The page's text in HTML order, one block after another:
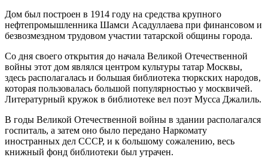
Дом был построен в 1914 году на средства крупного
нефтепромышленника Шамси Асадуллаева при финансовом и
безвозмездном трудовом участии татарской общины города.
Со дня своего открытия до начала Великой Отечественной
войны этот дом являлся центром культуры татар Москвы,
здесь располагалась и большая библиотека тюркских народов,
которая пользовалась большой популярностью у москвичей.
Литературный кружок в библиотеке вел поэт Мусса Джалиль.
В годы Великой Отечественной войны в здании располагался
госпиталь, а затем оно было передано Наркомату
иностранных дел СССР, и к большому сожалению, весь
книжный фонд библиотеки был утрачен.